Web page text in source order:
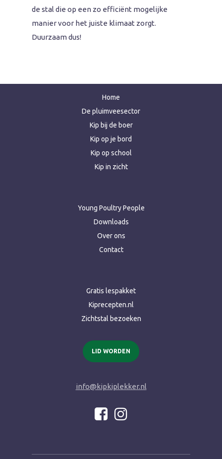
de stal die op een zo efficiënt mogelijke
manier voor het juiste klimaat zorgt.
Duurzaam dus!
Home
De pluimveesector
Kip bij de boer
Kip op je bord
Kip op school
Kip in zicht
Young Poultry People
Downloads
Over ons
Contact
Gratis lespakket
Kiprecepten.nl
Zichtstal bezoeken
LID WORDEN
info@kipkiplekker.nl